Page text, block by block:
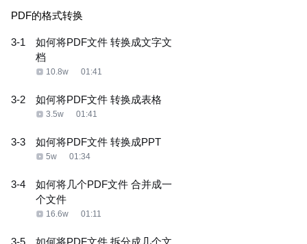
PDF的格式转换
3-1
如何将PDF文件 转换成文字文
档
10.8w 01:41
3-2 如何将PDF文件 转换成表格
3.5w 01:41
3-3 如何将PDF文件 转换成PPT
5w 01:34
3-4
如何将几个PDF文件 合并成一
个文件
16.6w 01:11
3-5
如何将PDF文件 拆分成几个文